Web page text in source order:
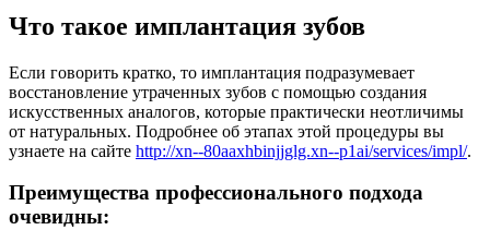
Что такое имплантация зубов
Если говорить кратко, то имплантация подразумевает
восстановление утраченных зубов с помощью создания
искусственных аналогов, которые практически неотличимы
от натуральных. Подробнее об этапах этой процедуры вы
узнаете на сайте http://xn--80aaxhbinjjglg.xn--p1ai/services/impl/.
Преимущества профессионального подхода
очевидны: